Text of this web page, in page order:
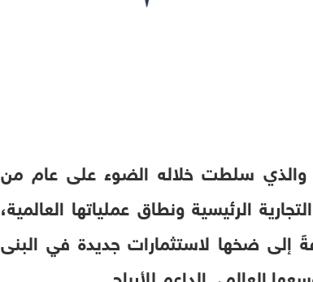
أصدرت مجموعة موانئ أبوظبي تقريرها السنوي لعام 2025 والذي سلطت خلاله الضوء على عام من
الرئيسية ونطاق عملياتها العالمية،
إلى ضخها لاستثمارات جديدة في البنى